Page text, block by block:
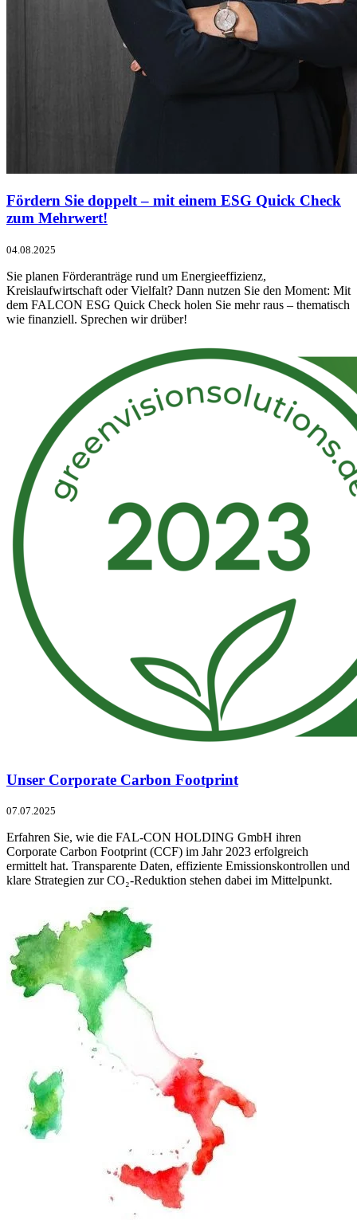
Fördern Sie doppelt – mit einem ESG Quick Check
zum Mehrwert!
04.08.2025
Sie planen Förderanträge rund um Energieeffizienz,
Kreislaufwirtschaft oder Vielfalt? Dann nutzen Sie den Moment: Mit
dem FALCON ESG Quick Check holen Sie mehr raus – thematisch
wie finanziell. Sprechen wir drüber!
Unser Corporate Carbon Footprint
07.07.2025
Erfahren Sie, wie die FAL-CON HOLDING GmbH ihren
Corporate Carbon Footprint (CCF) im Jahr 2023 erfolgreich
ermittelt hat. Transparente Daten, effiziente Emissionskontrollen und
klare Strategien zur CO₂-Reduktion stehen dabei im Mittelpunkt.